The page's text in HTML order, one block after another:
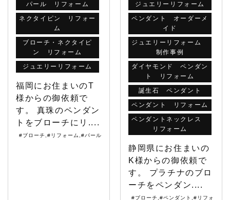
パール リフォーム
ネクタイピン リフォー
ム
ブローチ・ネクタイピ
ン リフォーム
ジュエリーリフォーム
福岡にお住まいのT
様からの御依頼で
す。 真珠のペンダン
トをブローチにリ....
#ブローチ #リフォーム #パール
ジュエリーリフォーム
ペンダント オーダーメ
イド
ジュエリーリフォーム
制作事例
ダイヤモンド ペンダン
ト リフォーム
誕生石 ペンダント
ペンダント リフォーム
ペンダントネックレス
リフォーム
静岡県にお住まいの
K様からの御依頼で
す。 プラチナのブロ
ーチをペンダン....
#ブローチ #ペンダント
#リフォ